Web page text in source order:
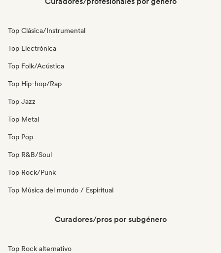
Top Clásica/Instrumental
Top Electrónica
Top Folk/Acústica
Top Hip-hop/Rap
Top Jazz
Top Metal
Top Pop
Top R&B/Soul
Top Rock/Punk
Top Música del mundo / Espiritual
Curadores/pros por subgénero
Top Rock alternativo